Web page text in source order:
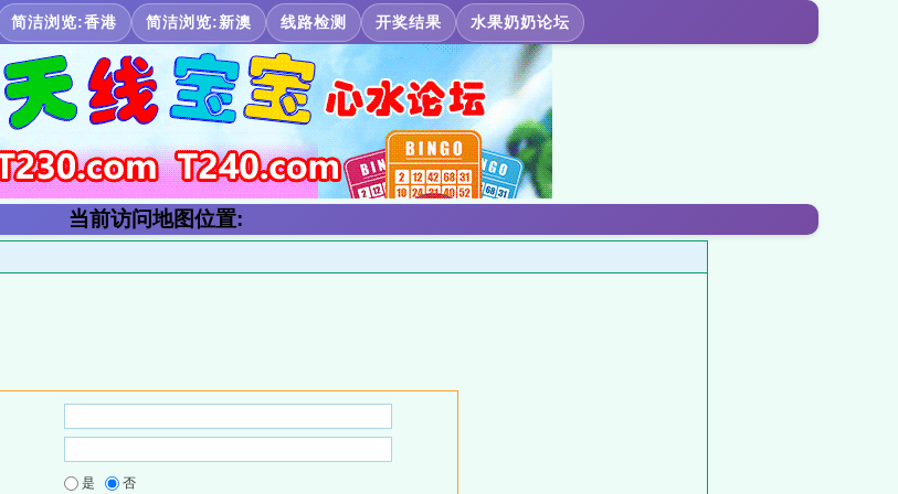
简洁浏览:香港 简洁浏览:新澳 线路检测 开奖结果 水果奶奶论坛
当前访问地图位置:
是 否